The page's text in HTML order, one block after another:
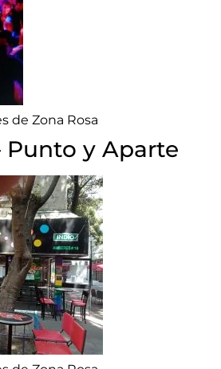
de Zona Rosa
Punto y Aparte